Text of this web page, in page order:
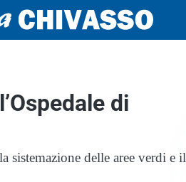
di
sistemazione delle aree verdi e il